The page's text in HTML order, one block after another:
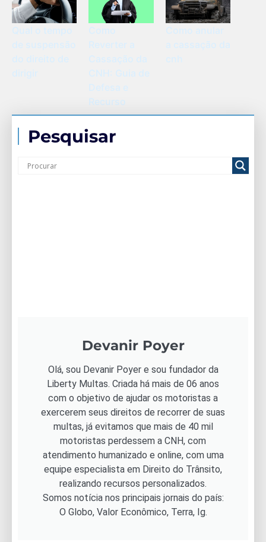
Recurso
Pesquisar
Devanir Poyer
Olá, sou Devanir Poyer e sou fundador da
Liberty Multas. Criada há mais de 06 anos
com o objetivo de ajudar os motoristas a
exercerem seus direitos de recorrer de suas
multas, já evitamos que mais de 40 mil
motoristas perdessem a CNH, com
atendimento humanizado e online, com uma
equipe especialista em Direito do Trânsito,
realizando recursos personalizados.
Somos notícia nos principais jornais do país:
O Globo, Valor Econômico, Terra, Ig.